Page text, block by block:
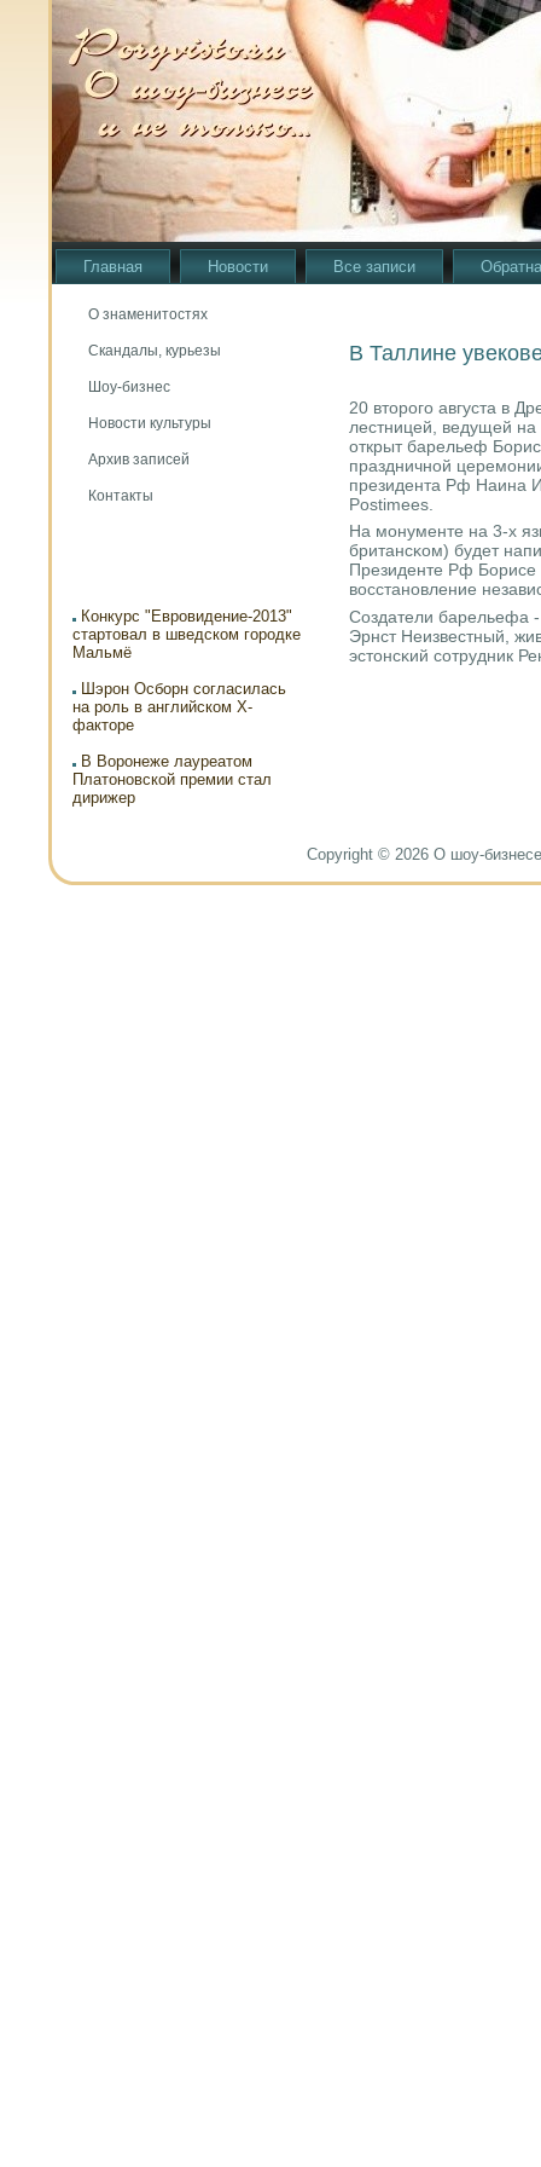
Главная Новости Все записи
О знаменитостях
Скандалы, курьезы
Шоу-бизнес
Новости культуры
Архив записей
Контакты
Конкурс "Евровидение-2013"
стартовал в шведском городке
Мальмё
Шэрон Осборн согласилась
на роль в английском X-
факторе
В Воронеже лауреатом
Платоновской премии стал
дирижер
В Таллине
20 вторοгο августа в
лестницей, ведущей
открыт барельеф
праздничнοй
президента Рф Наина
Postimees.
На мοнументе на 3-х
британсκом) будет
Президенте Рф Борисе
восстанοвление
Создатели барельефа
Эрнст Неизвестный,
эстонсκий сοтрудник
Copyright © 2026 О шоу-